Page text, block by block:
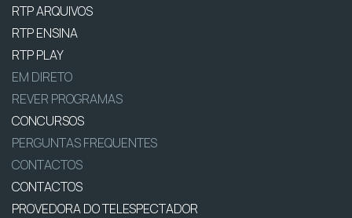
RTP ARQUIVOS
RTP ENSINA
RTP PLAY
EM DIRETO
REVER PROGRAMAS
CONCURSOS
PERGUNTAS FREQUENTES
CONTACTOS
CONTACTOS
PROVEDORA DO TELESPECTADOR